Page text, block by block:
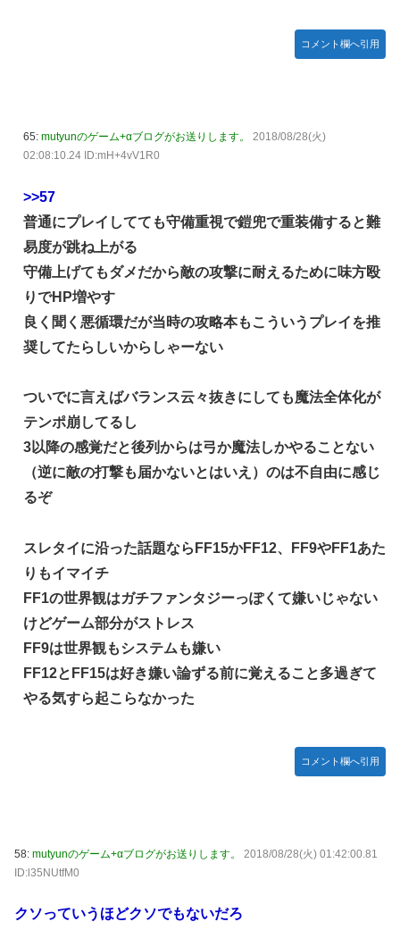
コメント欄へ引用
65: mutyunのゲーム+αブログがお送りします。
2018/08/28(火)
02:08:10.24 ID:mH+4vV1R0
>>57
普通にプレイしてても守備重視で鎧兜で重装備すると難
易度が跳ね上がる
守備上げてもダメだから敵の攻撃に耐えるために味方殴
りでHP増やす
良く聞く悪循環だが当時の攻略本もこういうプレイを推
奨してたらしいからしゃーない
ついでに言えばバランス云々抜きにしても魔法全体化が
テンポ崩してるし
3以降の感覚だと後列からは弓か魔法しかやることない
（逆に敵の打撃も届かないとはいえ）のは不自由に感じ
るぞ
スレタイに沿った話題ならFF15かFF12、FF9やFF1あた
りもイマイチ
FF1の世界観はガチファンタジーっぽくて嫌いじゃない
けどゲーム部分がストレス
FF9は世界観もシステムも嫌い
FF12とFF15は好き嫌い論ずる前に覚えること多過ぎて
やる気すら起こらなかった
コメント欄へ引用
58: mutyunのゲーム+αブログがお送りします。
2018/08/28(火) 01:42:00.81
ID:l35NUtfM0
クソっていうほどクソでもないだろ